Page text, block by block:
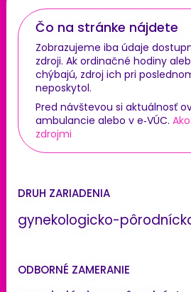
Čo na stránke nájdete
Zobrazujeme iba údaje
zdroji. Ak ordinačné hodiny
chýbajú, zdroj ich pri
neposkytol.
Pred návštevou si aktuálnosť
ambulancie alebo v e‑VÚC.
zdrojmi
DRUH ZARIADENIA
gynekologicko-
ODBORNÉ ZAMERANIE